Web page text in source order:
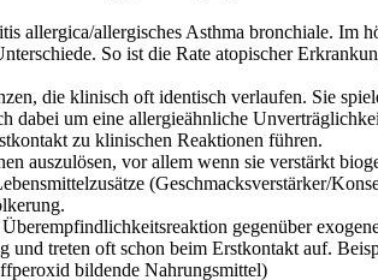
allergica/allergischesAsthma bronchiale. Im
So ist die Rate atopischer
die klinisch oft identisch verlaufen. Sie
dabei um eine allergieähnliche
zu klinischen Reaktionen führen.
auszulösen, vor allem wenn sie verstärkt
(Geschmacksverstärker/
gegenüber
treten oft schon beim Erstkontakt auf.
bildende Nahrungsmittel)